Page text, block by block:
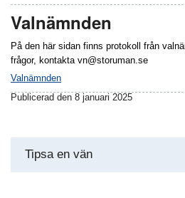
Valnämnden
På den här sidan finns protokoll från
frågor, kontakta vn@storuman.se
Valnämnden
Publicerad den 8 januari 2025
Tipsa en vän